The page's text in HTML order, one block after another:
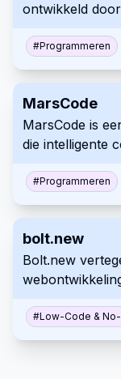
ontwikkeld
implementeren
terwijl het
#Programmeren
MarsCode
MarsCode is
die intelligente
naadloze
#Programmeren
bolt.new
Bolt.new
applicaties
#Low-Code &